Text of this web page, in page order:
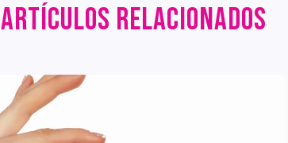
ARTÍCULOS RELACIONADOS